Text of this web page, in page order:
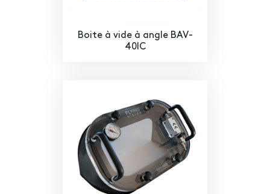
Boite à vide à angle BAV-
40IC